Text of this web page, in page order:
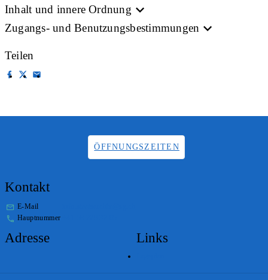
Inhalt und innere Ordnung
Zugangs- und Benutzungsbestimmungen
Teilen
ÖFFNUNGSZEITEN
Kontakt
E-Mail
Hauptnummer
Adresse Links